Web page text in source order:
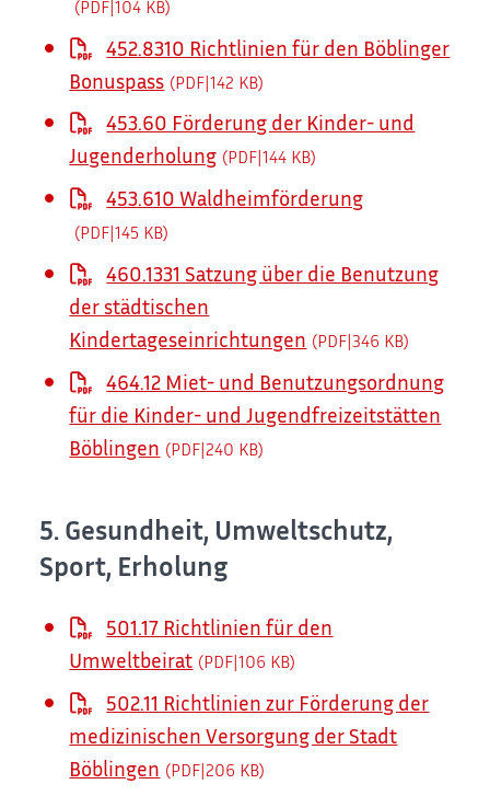
(PDF|104 KB)
452.8310 Richtlinien für den Böblinger
Bonuspass (PDF|142 KB)
453.60 Förderung der Kinder- und
Jugenderholung (PDF|144 KB)
453.610 Waldheimförderung
(PDF|145 KB)
460.1331 Satzung über die Benutzung
der städtischen
Kindertageseinrichtungen (PDF|346 KB)
464.12 Miet- und Benutzungsordnung
für die Kinder- und Jugendfreizeitstätten
Böblingen (PDF|240 KB)
5. Gesundheit, Umweltschutz,
Sport, Erholung
501.17 Richtlinien für den
Umweltbeirat (PDF|106 KB)
502.11 Richtlinien zur Förderung der
medizinischen Versorgung der Stadt
Böblingen (PDF|206 KB)